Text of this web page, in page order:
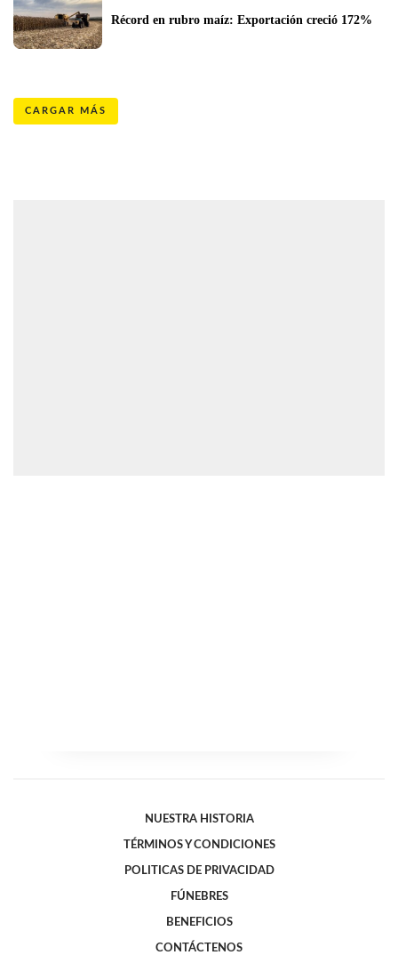
Récord en rubro maíz: Exportación creció 172%
CARGAR MÁS
NUESTRA HISTORIA
TÉRMINOS Y CONDICIONES
POLITICAS DE PRIVACIDAD
FÚNEBRES
BENEFICIOS
CONTÁCTENOS